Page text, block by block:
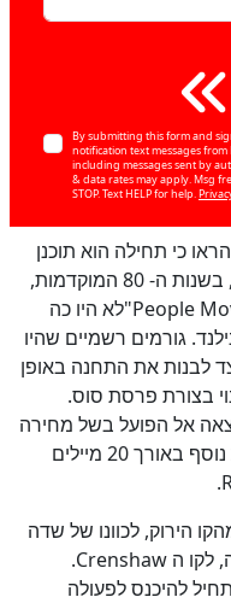
By submitting this form and
notification text messages
including messages sent by
& data rates may apply. Msg
STOP. Text HELP for help.
כי תחילה הוא תוכנן
להגיע ישירות אל שדה התעופה. אולם, בשנות ה- 80 המוקדמות,
"Peopleלא היו כה
גורמים רשמיים שהיו
לבנות את התחנה באופן
בצורת פרסת סוס.
אל הפועל בשל מחירה
הגבוה (פי 3 מהמתוכנן), שכללה בניית נוסף באורך 20 מיילים
.
הירוק, לכוונו של שדה
לקו ה Crenshaw
.
להתחיל להיכנס לפעולה